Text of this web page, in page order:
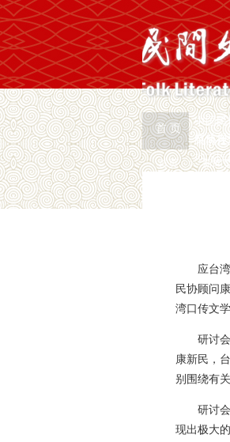
首 页
中国
民协
权益
地方
首页 > 新闻
应台
民协顾问
湾口传文
研讨
康新民，
别围绕有
研讨
现出极大